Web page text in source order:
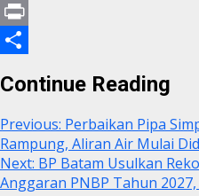
Copy
Link
Print
Continue Reading
Previous: Perbaikan Pipa
Rampung, Aliran Air Mulai
Next: BP Batam Usulkan
Anggaran PNBP Tahun